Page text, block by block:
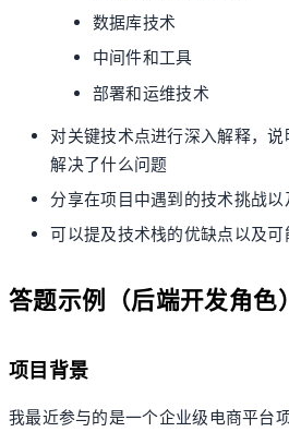
数据库技术
中间件和工具
部署和运维技术
对关键技术点进行深入解释，说
解决了什么问题
分享在项目中遇到的技术挑战以
可以提及技术栈的优缺点以及可
答题示例（后端开发角色）
项目背景
我最近参与的是一个企业级电商平台